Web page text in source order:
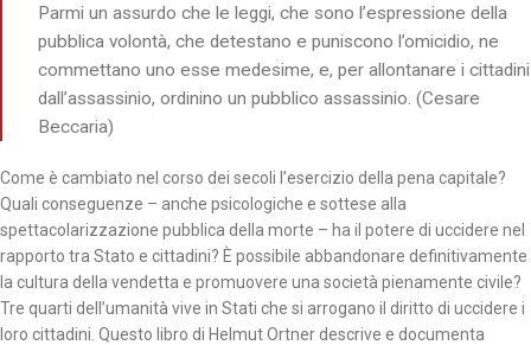
Parmi un assurdo che le leggi, che sono l’espressione della
pubblica volontà, che detestano e puniscono l’omicidio, ne
commettano uno esse medesime, e, per allontanare i cittadini
dall’assassinio, ordinino un pubblico assassinio. (Cesare
Beccaria)
Come è cambiato nel corso dei secoli l’esercizio della pena capitale?
Quali conseguenze – anche psicologiche e sottese alla
spettacolarizzazione pubblica della morte – ha il potere di uccidere nel
rapporto tra Stato e cittadini? È possibile abbandonare definitivamente
la cultura della vendetta e promuovere una società pienamente civile?
Tre quarti dell’umanità vive in Stati che si arrogano il diritto di uccidere i
loro cittadini. Questo libro di Helmut Ortner descrive e documenta